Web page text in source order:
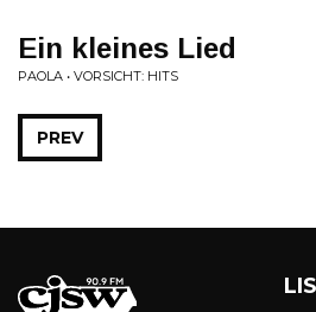
Ein kleines Lied
PAOLA • VORSICHT: HITS
PREV